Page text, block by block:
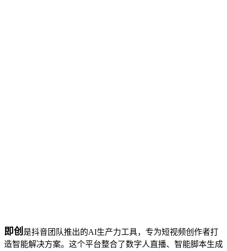
即创 是抖音团队推出的AI生产力工具，专为短视频创作者打
造智能解决方案。这个平台整合了数字人直播、智能脚本生成